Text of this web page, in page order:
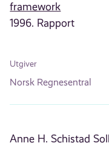
framework
1996. Rapport
Utgiver
Norsk Regnesentral
Anne H. Schistad